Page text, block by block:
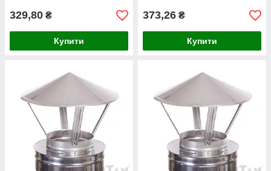
329,80 ₴
Купити
373,26 ₴
Купити